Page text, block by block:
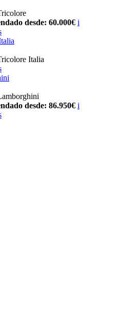
desde: 60.000€ i
Italia
desde: 86.950€ i